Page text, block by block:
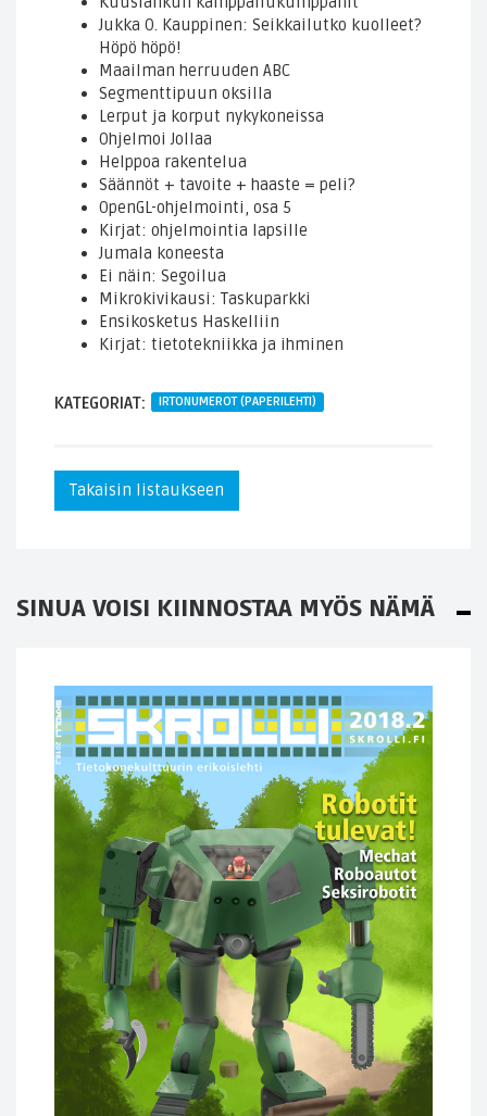
Jukka O. Kauppinen: Seikkailutko kuolleet?
Höpö höpö!
Maailman herruuden ABC
Segmenttipuun oksilla
Lerput ja korput nykykoneissa
Ohjelmoi Jollaa
Helppoa rakentelua
Säännöt + tavoite + haaste = peli?
OpenGL-ohjelmointi, osa 5
Kirjat: ohjelmointia lapsille
Jumala koneesta
Ei näin: Segoilua
Mikrokivikausi: Taskuparkki
Ensikosketus Haskelliin
Kirjat: tietotekniikka ja ihminen
KATEGORIAT: IRTONUMEROT (PAPERILEHTI)
Takaisin listaukseen
SINUA VOISI KIINNOSTAA MYÖS NÄMÄ